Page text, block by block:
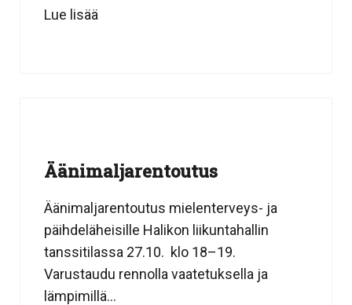
Lue lisää
Äänimaljarentoutus
Äänimaljarentoutus mielenterveys- ja
päihdeläheisille Halikon liikuntahallin
tanssitilassa 27.10. klo 18–19.
Varustaudu rennolla vaatetuksella ja
lämpimillä...